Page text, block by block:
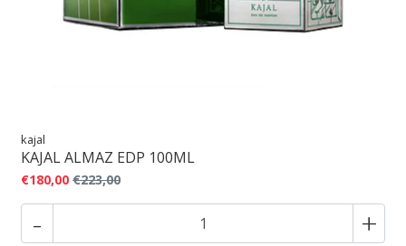
kajal
KAJAL ALMAZ EDP 100ML
€180,00 €223,00
- +